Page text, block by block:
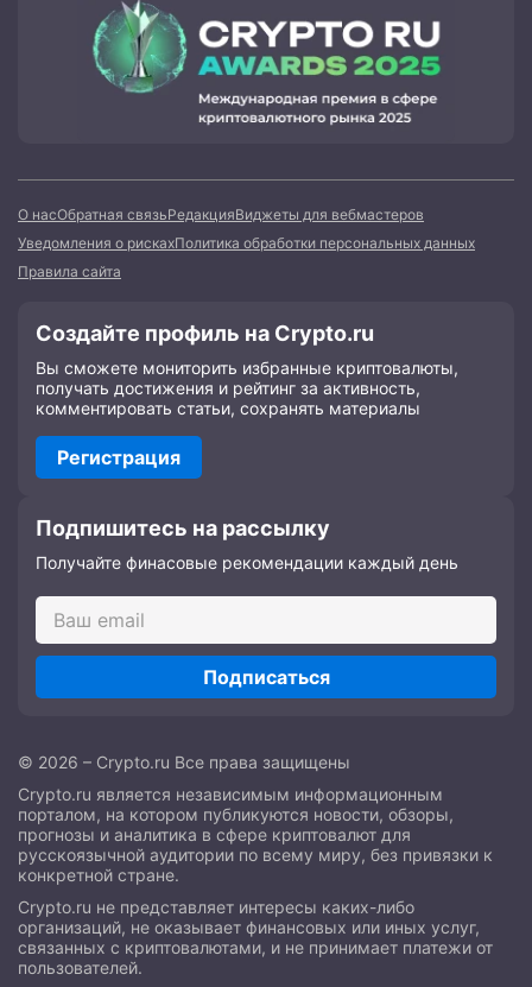
О насОбратная связьРедакцияВиджеты для вебмастеров
Уведомления о рискахПолитика обработки персональных данных
Правила сайта
Создайте профиль на Crypto.ru
Вы сможете мониторить избранные криптовалюты,
получать достижения и рейтинг за активность,
комментировать статьи, сохранять материалы
Регистрация
Подпишитесь на рассылку
Получайте финасовые рекомендации каждый день
Подписаться
© 2026 – Crypto.ru Все права защищены
Crypto.ru является независимым информационным
порталом, на котором публикуются новости, обзоры,
прогнозы и аналитика в сфере криптовалют для
русскоязычной аудитории по всему миру, без привязки к
конкретной стране.
Crypto.ru не представляет интересы каких-либо
организаций, не оказывает финансовых или иных услуг,
связанных с криптовалютами, и не принимает платежи от
пользователей.